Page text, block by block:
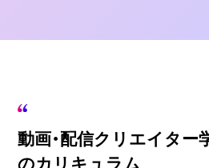
動画・配信クリエイター
のカリキュラム